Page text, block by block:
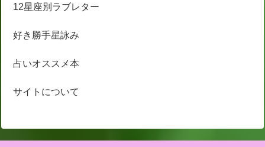
12星座別ラブレター
好き勝手星詠み
占いオススメ本
サイトについて